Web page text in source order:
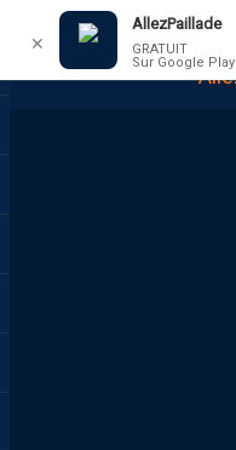
✕
AllezPaillade
GRATUIT
Sur Google Play